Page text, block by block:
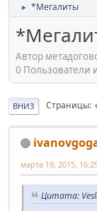
► *Мегалиты
Автор
0 Пользователи
ВНИЗ Страницы
марта 19, 2015,
Цитата: